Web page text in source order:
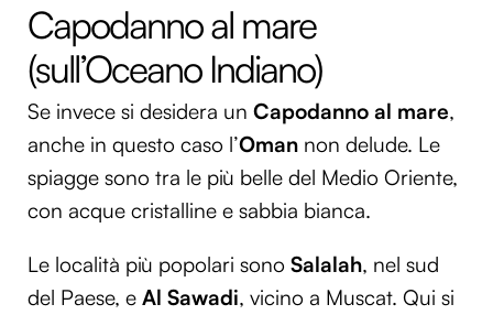
Capodanno al mare
(sull’Oceano Indiano)
Se invece si desidera un Capodanno al mare,
anche in questo caso l’Oman non delude. Le
spiagge sono tra le più belle del Medio Oriente,
con acque cristalline e sabbia bianca.
Le località più popolari sono Salalah, nel sud
del Paese, e Al Sawadi, vicino a Muscat. Qui si